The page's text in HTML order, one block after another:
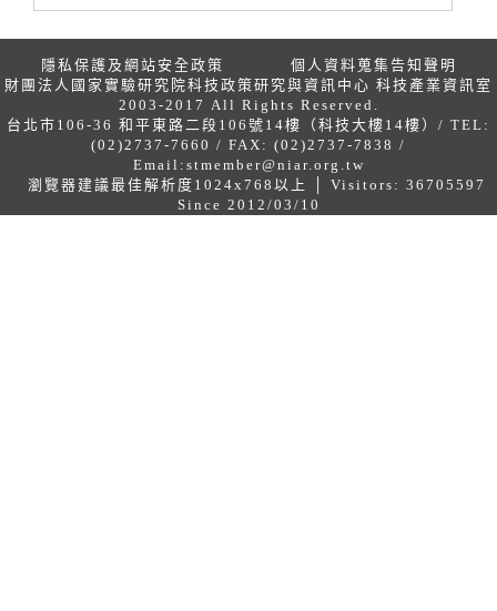
隱私保護及網站安全政策
個人資料蒐集告知聲明
財團法人國家實驗研究院科技政策研究與資訊中心 科技產業資訊室
2003-2017 All Rights Reserved.
台北市106-36 和平東路二段106號14樓（科技大樓14樓）/ TEL:
(02)2737-7660 / FAX: (02)2737-7838 /
Email: stmember@niar.org.tw
瀏覽器建議最佳解析度1024x768以上 │ Visitors: 36705597
Since 2012/03/10